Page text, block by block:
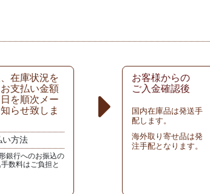
在庫状況を
支払い金額
を順次メー
らせ致しま
い方法
銀行へのお振込の
数料はご負担と
お客様からの
ご入金確認後
国内在庫品は発送手
配します。
海外取り寄せ品は発
注手配となります。